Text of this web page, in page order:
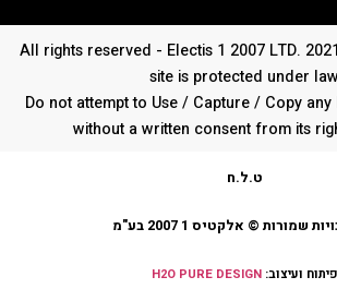
All rights reserved - Electis 1 2007 LTD.
site is protected under law
Do not attempt to Use / Capture / Copy
without a written consent from its
פיתוח ועיצוב:H2O PURE DESIGN
שמורות © אלקטיס 1 2007 בע"מ
ט.ל.ח